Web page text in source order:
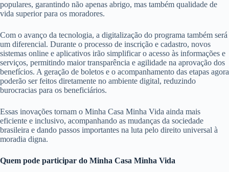
populares, garantindo não apenas abrigo, mas também qualidade de
vida superior para os moradores.
Com o avanço da tecnologia, a digitalização do programa também será
um diferencial. Durante o processo de inscrição e cadastro, novos
sistemas online e aplicativos irão simplificar o acesso às informações e
serviços, permitindo maior transparência e agilidade na aprovação dos
benefícios. A geração de boletos e o acompanhamento das etapas agora
poderão ser feitos diretamente no ambiente digital, reduzindo
burocracias para os beneficiários.
Essas inovações tornam o Minha Casa Minha Vida ainda mais
eficiente e inclusivo, acompanhando as mudanças da sociedade
brasileira e dando passos importantes na luta pelo direito universal à
moradia digna.
Quem pode participar do Minha Casa Minha Vida